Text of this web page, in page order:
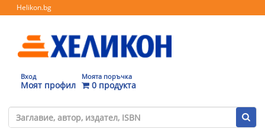
Helikon.bg
Вход
Моят профил
Моята поръчка
0 продукта